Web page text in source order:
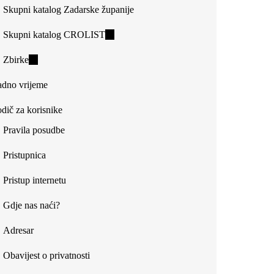
Skupni katalog Zadarske županije
Skupni katalog CROLIST(link
Zbirke(link
external)
vrijeme
za korisnike
Pravila posudbe
Pristupnica
Pristup internetu
Gdje nas naći?
Adresar
Obavijest o privatnosti